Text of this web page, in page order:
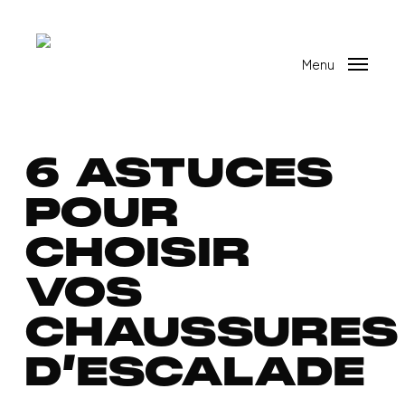
Menu
6 ASTUCES
POUR
CHOISIR
VOS
CHAUSSURES
D’ESCALADE